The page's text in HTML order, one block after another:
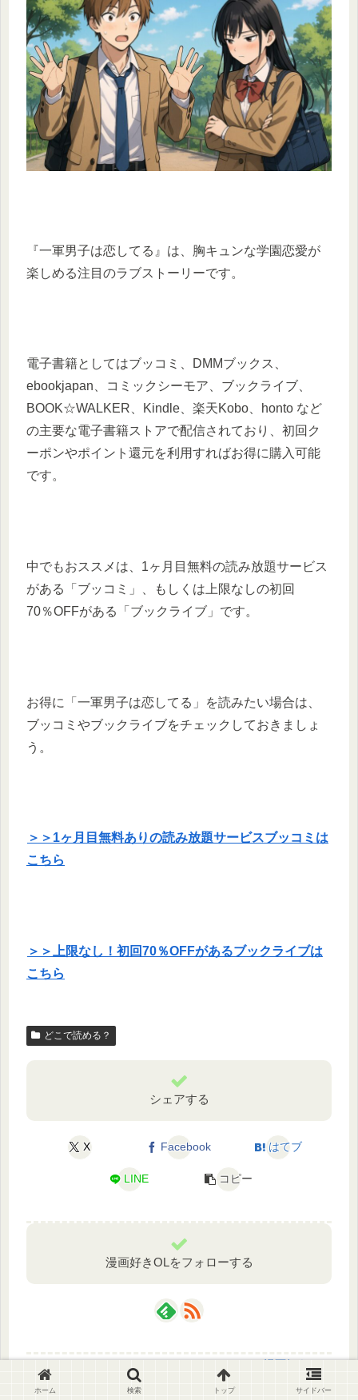
『一軍男子は恋してる』は、胸キュンな学園恋愛が
楽しめる注目のラブストーリーです。
電子書籍としてはブッコミ、DMMブックス、
ebookjapan、コミックシーモア、ブックライブ、
BOOK☆WALKER、Kindle、楽天Kobo、honto など
の主要な電子書籍ストアで配信されており、初回ク
ーポンやポイント還元を利用すればお得に購入可能
です。
中でもおススメは、1ヶ月目無料の読み放題サービス
がある「ブッコミ」、もしくは上限なしの初回
70％OFFがある「ブックライブ」です。
お得に「一軍男子は恋してる」を読みたい場合は、
ブッコミやブックライブをチェックしておきましょ
う。
＞＞1ヶ月目無料ありの読み放題サービスブッコミは
こちら
＞＞上限なし！初回70％OFFがあるブックライブは
こちら
どこで読める？
シェアする
X Facebook はてブ
LINE コピー
漫画好きOLをフォローする
漫画好きOL
ホーム 検索 トップ サイドバー